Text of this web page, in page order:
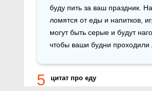
буду пить за ваш праздник.
ломятся от еды и напитков,
могут быть серые и будут
чтобы ваши будни проходили
5 цитат про еду